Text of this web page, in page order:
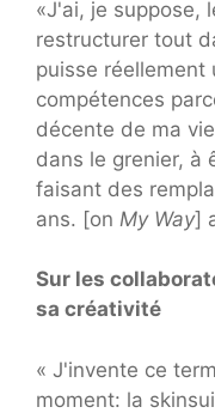
«J'ai, je suppose,
restructurer tout
puisse réellement
compétences
décente de ma
dans le grenier, à
faisant des
ans. [on My Way]
Sur les
sa créativité
« J'invente ce
moment: la